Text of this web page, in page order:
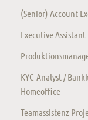
(Senior) Account
Executive
KYC-Analyst /
Homeoffice
Teamassistenz